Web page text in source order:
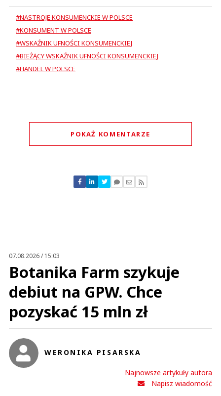
#NASTROJE KONSUMENCKIE W POLSCE
#KONSUMENT W POLSCE
#WSKAŹNIK UFNOŚCI KONSUMENCKIEJ
#BIEŻĄCY WSKAŹNIK UFNOŚCI KONSUMENCKIEJ
#HANDEL W POLSCE
POKAŻ KOMENTARZE
Nie znaleziono komentarzy
Zostaw swoje komentarze
07.08.2026 / 15:03
Botanika Farm szykuje
debiut na GPW. Chce
pozyskać 15 mln zł
WERONIKA PISARSKA
Najnowsze artykuły autora
Napisz wiadomość